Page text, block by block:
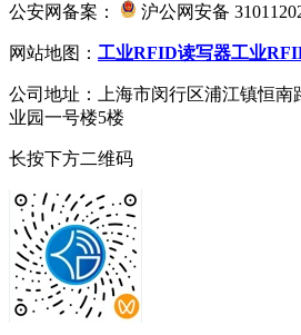
公安网备案： 沪公网安备
网站地图： 工业RFID读写器工业
公司地址：上海市闵行区浦江镇恒南
业园一号楼5楼
长按下方二维码